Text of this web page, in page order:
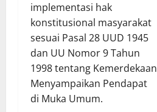
implementasi hak
konstitusional masyarakat
sesuai Pasal 28 UUD 1945
dan UU Nomor 9 Tahun
1998 tentang Kemerdekaan
Menyampaikan Pendapat
di Muka Umum.